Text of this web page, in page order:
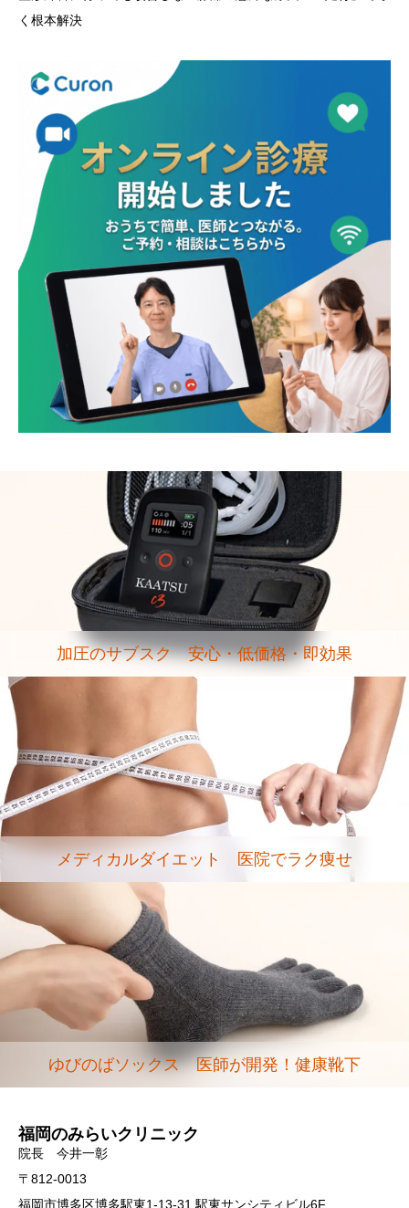
く根本解決
加圧のサブスク 安心・低価格・即効果
メディカルダイエット 医院でラク痩せ
ゆびのばソックス 医師が開発！健康靴下
福岡のみらいクリニック
院長 今井一彰
〒812-0013
福岡市博多区博多駅東1-13-31 駅東サンシティビル6F